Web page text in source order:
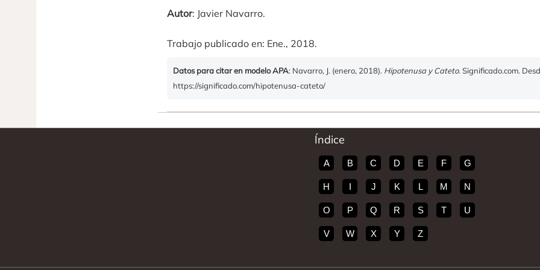
Autor: Javier Navarro.
Trabajo publicado en: Ene., 2018.
Datos para citar en modelo APA: Navarro, J. (enero, 2018). Hipotenusa y Cateto. Significado.com.
https://significado.com/hipotenusa-cateto/
Índice
A B C D E F G
H I J K L M N
O P Q R S T U
V W X Y Z